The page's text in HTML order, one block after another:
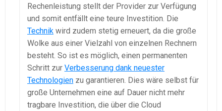
Rechenleistung stellt der Provider zur Verfügung
und somit entfällt eine teure Investition. Die
Technik wird zudem stetig erneuert, da die große
Wolke aus einer Vielzahl von einzelnen Rechnern
besteht. So ist es möglich, einen permanenten
Schritt zur Verbesserung dank neuester
Technologien zu garantieren. Dies wäre selbst für
große Unternehmen eine auf Dauer nicht mehr
tragbare Investition, die über die Cloud